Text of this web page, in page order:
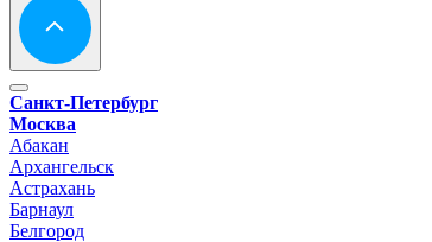
Санкт-Петербург
Москва
Абакан
Архангельск
Астрахань
Барнаул
Белгород